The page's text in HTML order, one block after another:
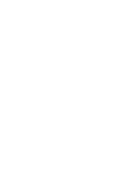
GraphRAG 是微软